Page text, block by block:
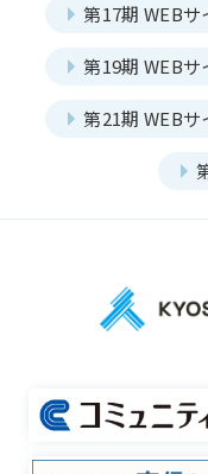
第17期 WEBサ
第19期 WEBサ
第21期 WEBサ